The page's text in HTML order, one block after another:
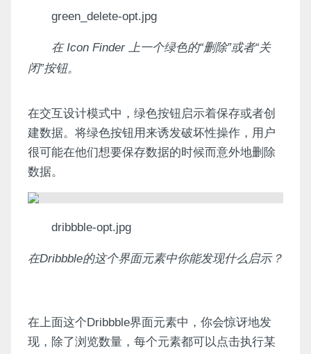
green_delete-opt.jpg
在 Icon Finder 上一个绿色的“删除”或者“关
闭”按钮。
在交互设计模式中，绿色按钮启示着保存或者创
建数据。将绿色按钮用来诱发破坏性操作，用户
很可能在他们想要保存数据的时候而意外地删除
数据。
dribbble-opt.jpg
在Dribbble的这个界面元素中你能发现什么启示？
在上面这个Dribbble界面元素中，你会惊讶地发
现，除了浏览数量，每个元素都可以点击执行某